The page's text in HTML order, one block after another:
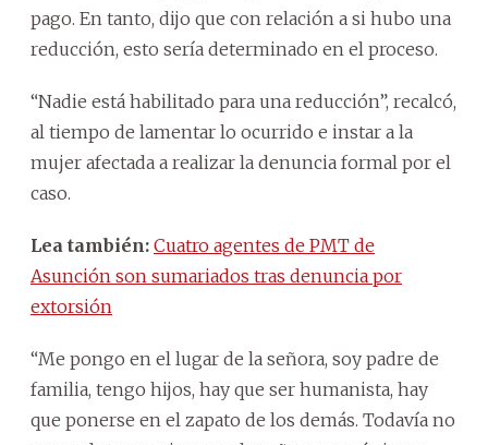
pago. En tanto, dijo que con relación a si hubo una
reducción, esto sería determinado en el proceso.
“Nadie está habilitado para una reducción”, recalcó,
al tiempo de lamentar lo ocurrido e instar a la
mujer afectada a realizar la denuncia formal por el
caso.
Lea también: Cuatro agentes de PMT de
Asunción son sumariados tras denuncia por
extorsión
“Me pongo en el lugar de la señora, soy padre de
familia, tengo hijos, hay que ser humanista, hay
que ponerse en el zapato de los demás. Todavía no